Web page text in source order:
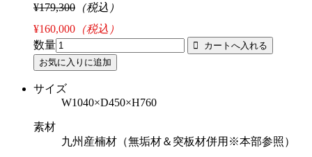
¥179,300 （税込）
¥160,000 （税込）
数量
サイズ
W1040×D450×H760
素材
九州産楠材（無垢材＆突板材併用※本部参照）